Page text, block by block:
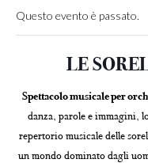
Questo evento è passato.
LE
Spettacolo musicale per
danza, parole e immagini,
repertorio musicale delle
un mondo dominato dagli